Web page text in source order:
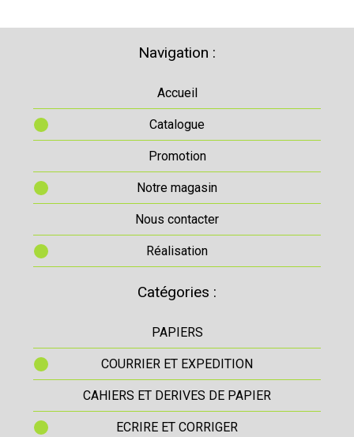
Navigation :
Accueil
Catalogue
Promotion
Notre magasin
Nous contacter
Réalisation
Catégories :
PAPIERS
COURRIER ET EXPEDITION
CAHIERS ET DERIVES DE PAPIER
ECRIRE ET CORRIGER